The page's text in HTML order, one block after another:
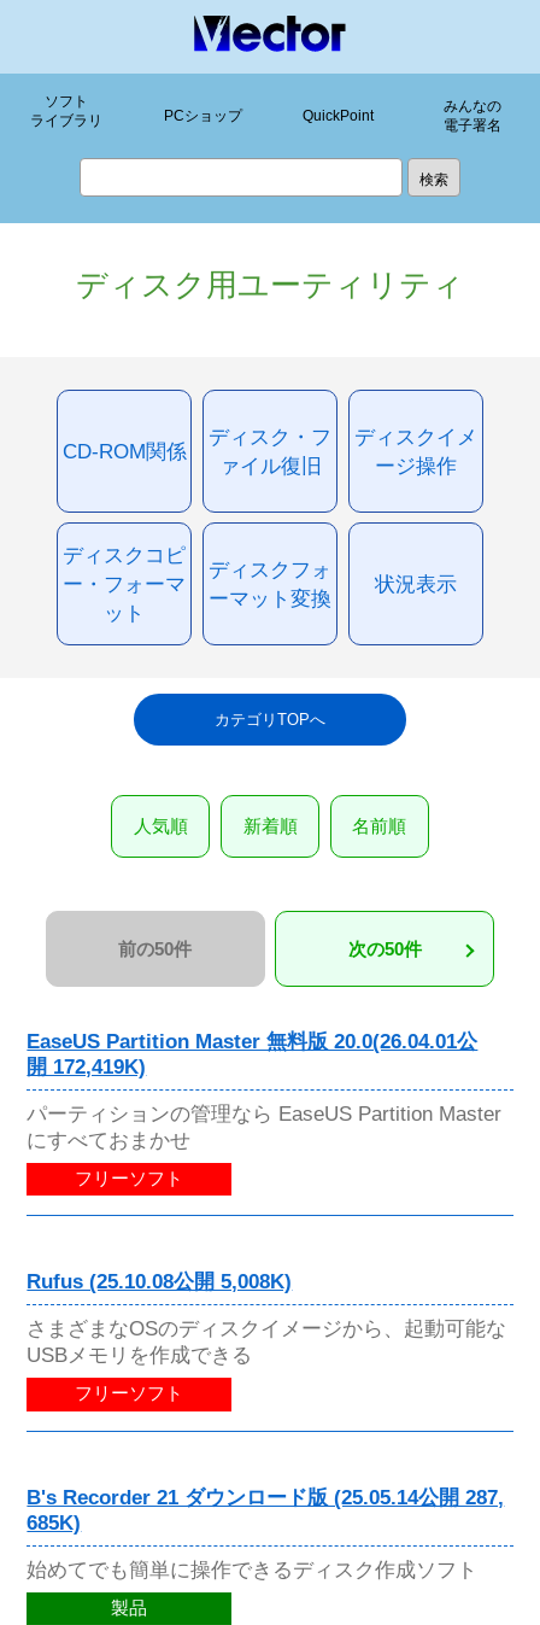
ソフト
ライブラリ
PCショップ QuickPoint
みんなの
電子署名
ディスク用ユーティリティ
CD-ROM関係
ディスク・フ
ァイル復旧
ディスクイメ
ージ操作
ディスクコピ
ー・フォーマ
ット
ディスクフォ
ーマット変換
状況表示
カテゴリTOPへ
人気順 新着順 名前順
前の50件 次の50件
EaseUS Partition Master 無料版 20.0(26.04.01公
開 172,419K)
パーティションの管理なら EaseUS Partition Master
にすべておまかせ
フリーソフト
Rufus (25.10.08公開 5,008K)
さまざまなOSのディスクイメージから、起動可能な
USBメモリを作成できる
フリーソフト
B's Recorder 21 ダウンロード版 (25.05.14公開 287,
685K)
始めてでも簡単に操作できるディスク作成ソフト
製品